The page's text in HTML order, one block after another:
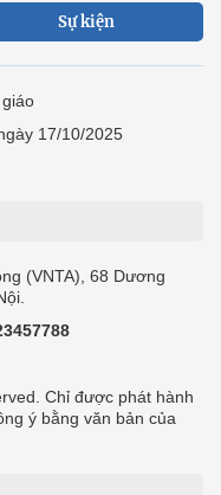
Sự kiện
17/10/2025
(VNTA), 68 Dương
Chỉ được phát hành
ý bằng văn bản của